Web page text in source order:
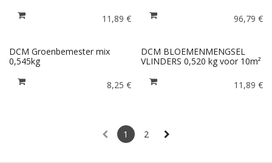
11,89 € 96,79 €
DCM Groenbemester mix
0,545kg
8,25 €
DCM BLOEMENMENGSEL
VLINDERS 0,520 kg voor 10m²
11,89 €
1 2